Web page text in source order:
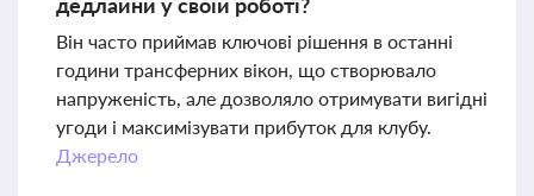
Він часто приймав ключові рішення в останні
години трансферних вікон, що створювало
напруженість, але дозволяло отримувати вигідні
угоди і максимізувати прибуток для клубу.
Джерело